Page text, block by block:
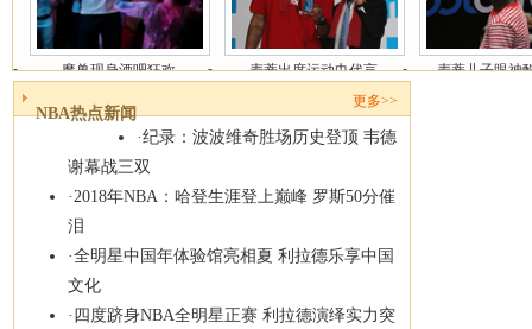
魔兽现身酒吧狂欢 麦蒂出席运动巾代言 麦蒂儿子眼神
NBA热点新闻
更多>>
·纪录：波波维奇胜场历史登顶 韦德
谢幕战三双
· 2018年NBA：哈登生涯登上巅峰 罗斯50分催
泪
·全明星中国年体验馆亮相夏 利拉德乐享中国
文化
· 四度跻身NBA全明星正赛 利拉德演绎实力突